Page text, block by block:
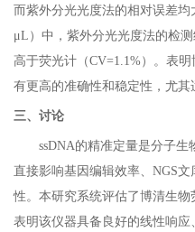
而紫外分光光度法的相对误差
μL）中，紫外分光光度法的检
高于荧光计（CV=1.1%）。表
有更高的准确性和稳定性，尤其
三、讨论
ssDNA的精准定量是分子生
直接影响基因编辑效率、NGS
性。本研究系统评估了博清生物
表明该仪器具备良好的线性响